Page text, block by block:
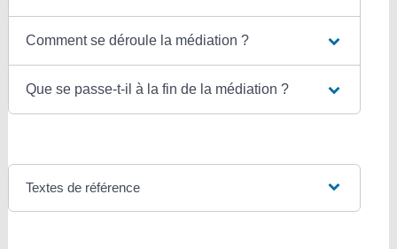
Comment se déroule la médiation ?
Que se passe-t-il à la fin de la médiation ?
Textes de référence